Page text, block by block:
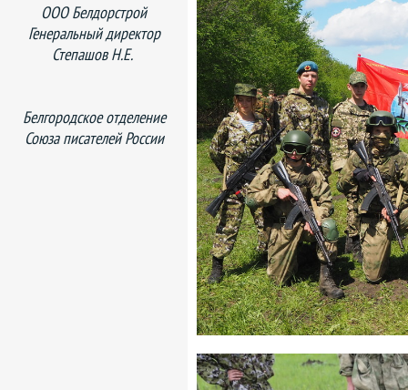
ООО Белдорстрой
Генеральный директор
Степашов Н.Е.
Белгородское отделение
Союза писателей России